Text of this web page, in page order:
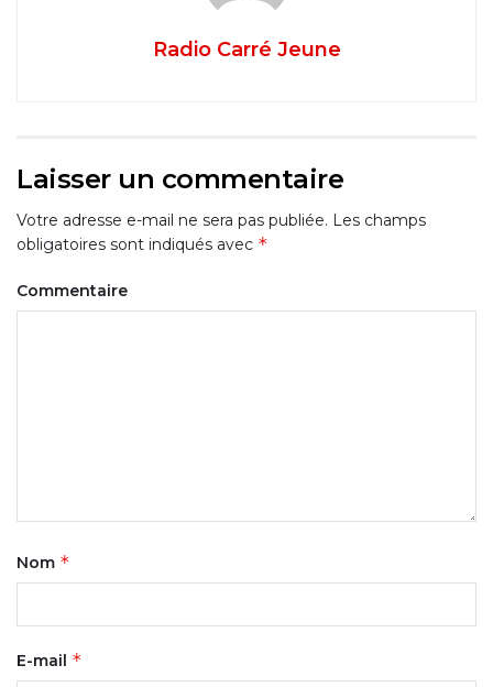
Radio Carré Jeune
Laisser un commentaire
Votre adresse e-mail ne sera pas publiée. Les champs
obligatoires sont indiqués avec *
Commentaire
Nom *
E-mail *